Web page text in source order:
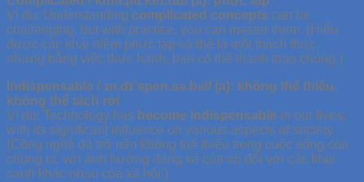
Ví dụ: Understanding complicated concepts can be
challenging, but with practice, you can master them. (Hiểu
được các khái niệm phức tạp có thể là một thách thức,
nhưng bằng việc thực hành, bạn có thể thành thạo chúng.)
Indispensable /ˌɪn.dɪˈspen.sə.bəl/ (a): không thể thiếu,
không thể tách rời
Ví dụ: Technology has become indispensable in our lives,
with its significant influence on various aspects of society.
(Công nghệ đã trở nên không thể thiếu trong cuộc sống của
chúng ta, với ảnh hưởng đáng kể của nó đối với các khía
cạnh khác nhau của xã hội.)